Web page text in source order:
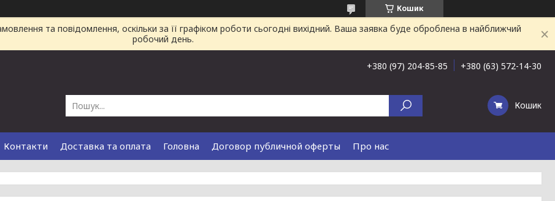
Кошик
та повідомлення, оскільки за її графіком роботи сьогодні вихідний. Ваша заявка буде оброблена в найближчий
робочий день.
+380 (97) 204-85-85 +380 (63) 572-14-30
Кошик
Контакти Доставка та оплата Головна Договор публичной оферты Про нас